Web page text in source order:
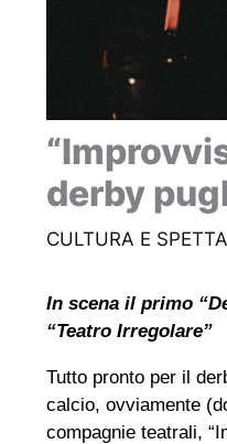
derby
CULTURA E
In scena il primo
“Teatro Irregolare”
Tutto pronto per il
calcio, ovviamente
compagnie teatrali,